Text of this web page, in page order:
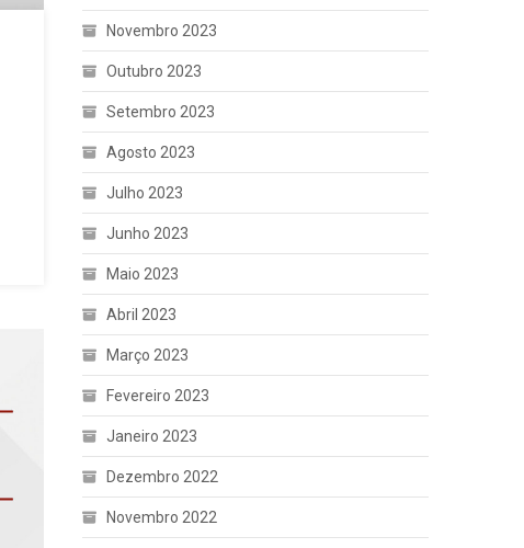
Novembro 2023
Outubro 2023
Setembro 2023
Agosto 2023
Julho 2023
Junho 2023
Maio 2023
Abril 2023
Março 2023
Fevereiro 2023
Janeiro 2023
Dezembro 2022
Novembro 2022